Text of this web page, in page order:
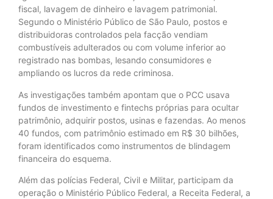
fiscal, lavagem de dinheiro e lavagem patrimonial.
Segundo o Ministério Público de São Paulo, postos e
distribuidoras controlados pela facção vendiam
combustíveis adulterados ou com volume inferior ao
registrado nas bombas, lesando consumidores e
ampliando os lucros da rede criminosa.
As investigações também apontam que o PCC usava
fundos de investimento e fintechs próprias para ocultar
patrimônio, adquirir postos, usinas e fazendas. Ao menos
40 fundos, com patrimônio estimado em R$ 30 bilhões,
foram identificados como instrumentos de blindagem
financeira do esquema.
Além das polícias Federal, Civil e Militar, participam da
operação o Ministério Público Federal, a Receita Federal, a